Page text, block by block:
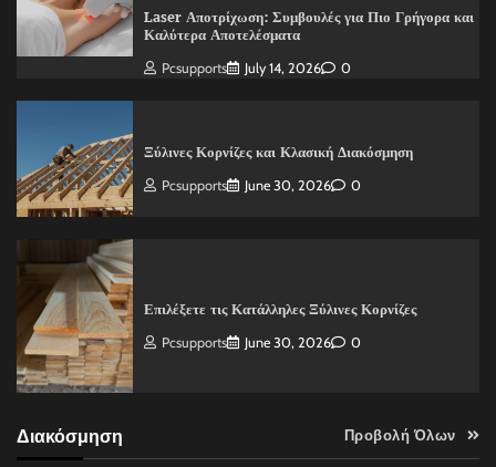
Laser Αποτρίχωση: Συμβουλές για Πιο Γρήγορα και
Καλύτερα Αποτελέσματα
Pcsupports July 14, 2026 0
Ξύλινες Κορνίζες και Κλασική Διακόσμηση
Pcsupports June 30, 2026 0
Επιλέξετε τις Κατάλληλες Ξύλινες Κορνίζες
Pcsupports June 30, 2026 0
Διακόσμηση Προβολή Όλων